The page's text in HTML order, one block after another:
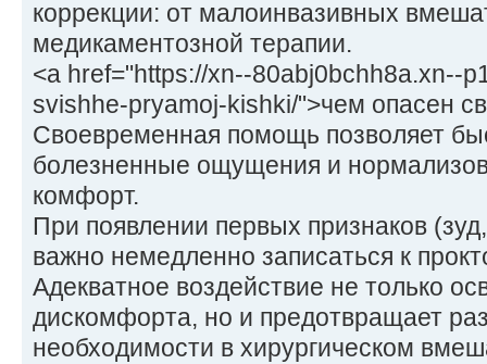
коррекции: от малоинвазивных
медикаментозной терапии.
<a href="https://xn--80abj0bchh8a.xn--
svishhe-pryamoj-kishki/">чем опасен
Своевременная помощь позволяет
болезненные ощущения и
комфорт.
При появлении первых признаков
важно немедленно записаться к
Адекватное воздействие не только
дискомфорта, но и предотвращает
необходимости в хирургическом